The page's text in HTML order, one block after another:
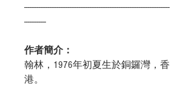
--------------------------------------------------------------------------------
------------
作者簡介：
翰林 ，1976年初夏生於銅鑼灣，香
港。